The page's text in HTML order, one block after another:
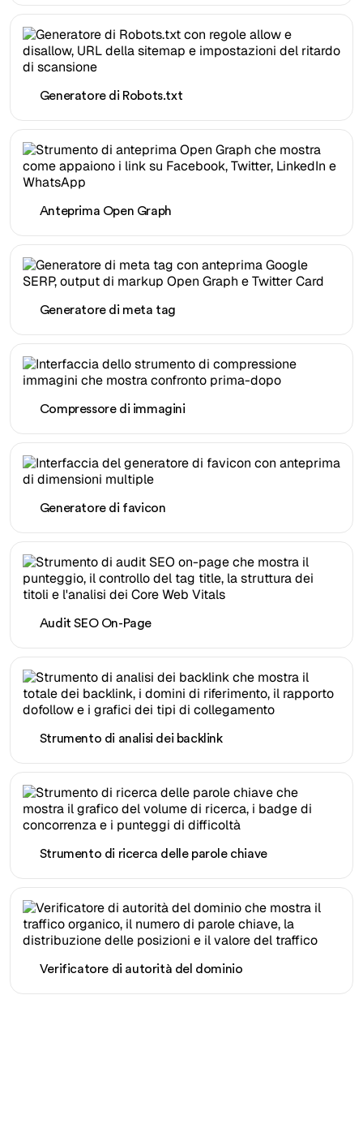
Generatore di Robots.txt
Anteprima Open Graph
Generatore di meta tag
Compressore di immagini
Generatore di favicon
Audit SEO On-Page
Strumento di analisi dei backlink
Strumento di ricerca delle parole chiave
Verificatore di autorità del dominio